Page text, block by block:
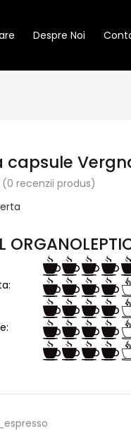
Despre Noi
capsule
(0 recenzii produs)